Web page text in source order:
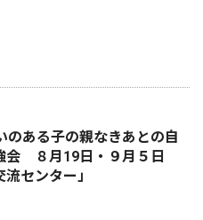
ある子の親なきあとの自
会 ８月19日・９月５日
流センター」